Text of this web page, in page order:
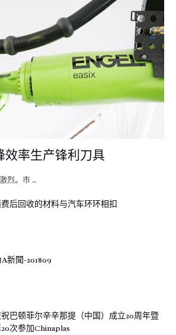
率生产锋利刀具
烈。市 …
后回收的材料与汽车环环相扣
新聞-201809
祝巴顿菲尔辛辛那提（中国）成立20周年暨
次参加Chinaplas